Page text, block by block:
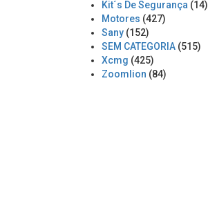
Kit´s De Segurança (14)
Motores (427)
Sany (152)
SEM CATEGORIA (515)
Xcmg (425)
Zoomlion (84)